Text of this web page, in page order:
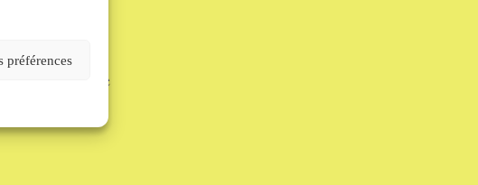
préférences
de